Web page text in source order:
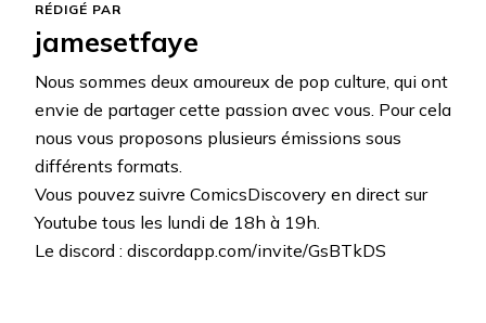
RÉDIGÉ PAR
jamesetfaye
Nous sommes deux amoureux de pop culture, qui ont
envie de partager cette passion avec vous. Pour cela
nous vous proposons plusieurs émissions sous
différents formats.
Vous pouvez suivre ComicsDiscovery en direct sur
Youtube tous les lundi de 18h à 19h.
Le discord : discordapp.com/invite/GsBTkDS